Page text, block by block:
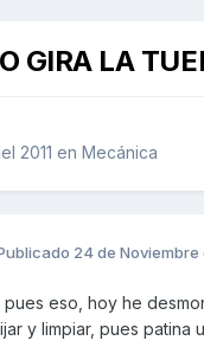
GIRA LA
2011 en Mecánica
24 de Noviembre
pues eso, hoy he
y limpiar, pues patina